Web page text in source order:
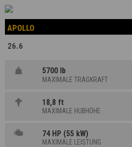
APOLLO
26.6
5700 lb
MAXIMALE TRAGKRAFT
18,8 ft
MAXIMALE HUBHÖHE
74 HP (55 kW)
MAXIMALE LEISTUNG